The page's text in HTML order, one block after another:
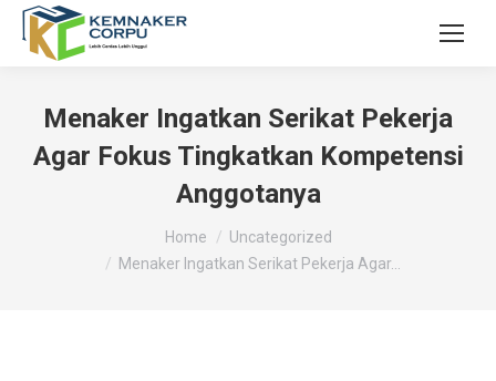
Menaker Ingatkan Serikat Pekerja
Agar Fokus Tingkatkan Kompetensi
Anggotanya
Home
Uncategorized
Menaker Ingatkan Serikat Pekerja Agar…